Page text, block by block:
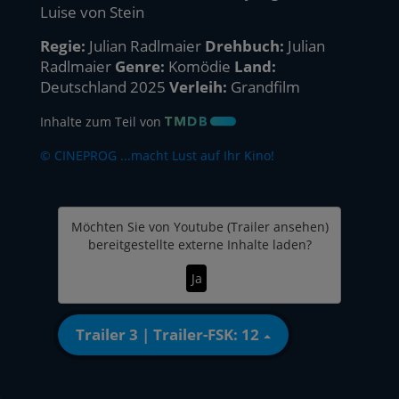
Luise von Stein
Regie: Julian Radlmaier Drehbuch: Julian
Radlmaier Genre: Komödie Land:
Deutschland 2025 Verleih: Grandfilm
Inhalte zum Teil von
© CINEPROG ...macht Lust auf Ihr Kino!
Möchten Sie von Youtube (Trailer ansehen)
bereitgestellte externe Inhalte laden?
Ja
Trailer 3 | Trailer-FSK: 12